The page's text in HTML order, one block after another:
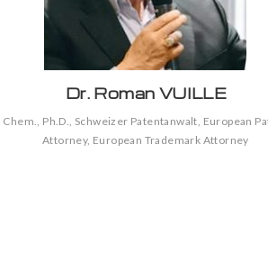
Dr. Roman VUILLE
Chem., Ph.D., Schweizer Patentanwalt, European
Attorney, European Trademark Attorney